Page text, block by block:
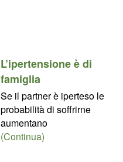
L’ipertensione è di
famiglia
Se il partner è iperteso le
probabilità di soffrirne
aumentano
(Continua)